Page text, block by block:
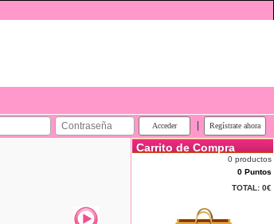
Carrito de Compra
0 productos
0 Puntos
TOTAL: 0€